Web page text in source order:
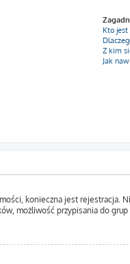
Kto
Z kim
Jak
konieczna jest
możliwość przypisania do